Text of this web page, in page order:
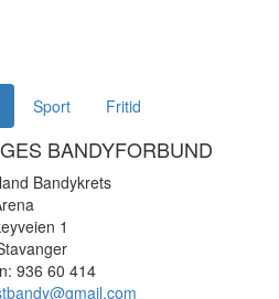
Sport Fritid
BANDYFORBUND
Bandykrets
1
936 60 414